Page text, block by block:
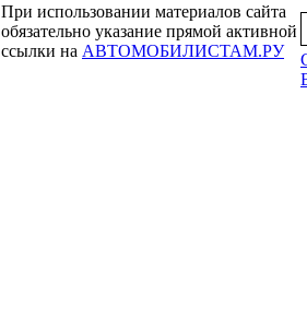
При использовании материалов сайта
обязательно указание прямой активной
ссылки на АВТОМОБИЛИСТАМ.РУ